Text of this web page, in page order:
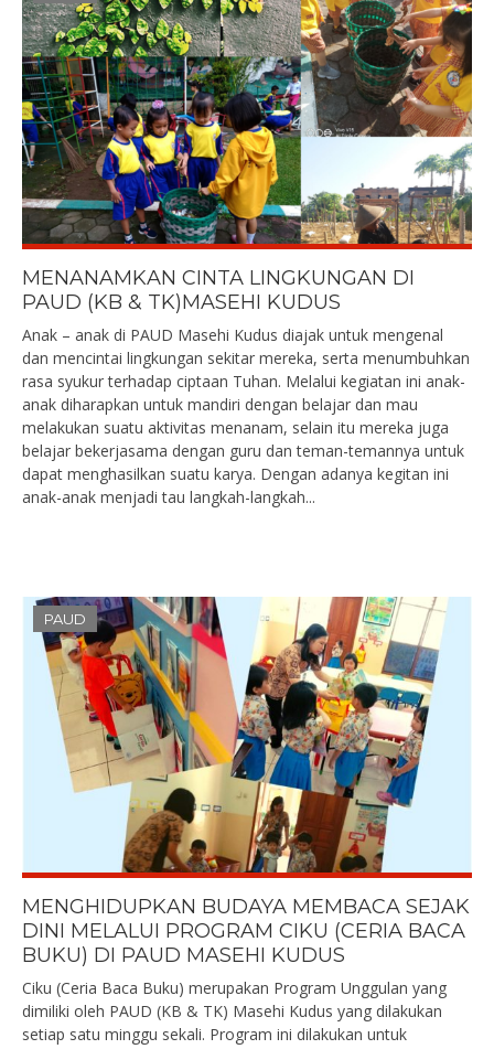
MENANAMKAN CINTA LINGKUNGAN DI
PAUD (KB & TK)MASEHI KUDUS
Anak – anak di PAUD Masehi Kudus diajak untuk mengenal
dan mencintai lingkungan sekitar mereka, serta menumbuhkan
rasa syukur terhadap ciptaan Tuhan. Melalui kegiatan ini anak-
anak diharapkan untuk mandiri dengan belajar dan mau
melakukan suatu aktivitas menanam, selain itu mereka juga
belajar bekerjasama dengan guru dan teman-temannya untuk
dapat menghasilkan suatu karya. Dengan adanya kegitan ini
anak-anak menjadi tau langkah-langkah...
PAUD
MENGHIDUPKAN BUDAYA MEMBACA SEJAK
DINI MELALUI PROGRAM CIKU (CERIA BACA
BUKU) DI PAUD MASEHI KUDUS
Ciku (Ceria Baca Buku) merupakan Program Unggulan yang
dimiliki oleh PAUD (KB & TK) Masehi Kudus yang dilakukan
setiap satu minggu sekali. Program ini dilakukan untuk